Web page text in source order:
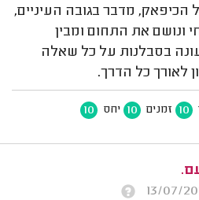
הכיפאק, מדבר בגובה העיניים,
ונושם את התחום ומבין
בסבלנות על כל שאלה
לאורך כל הדרך.
10 זמנים 10 יחס 10